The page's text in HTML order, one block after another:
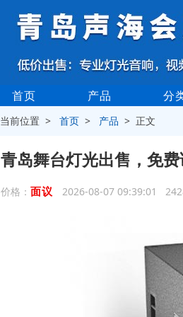
首页 产品 分
当前位置 >首页 > 产品 > 正文
青岛舞台灯光出售，免
价格： 面议 2026-08-07 09:39:01